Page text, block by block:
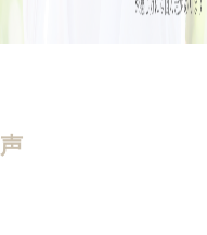
声